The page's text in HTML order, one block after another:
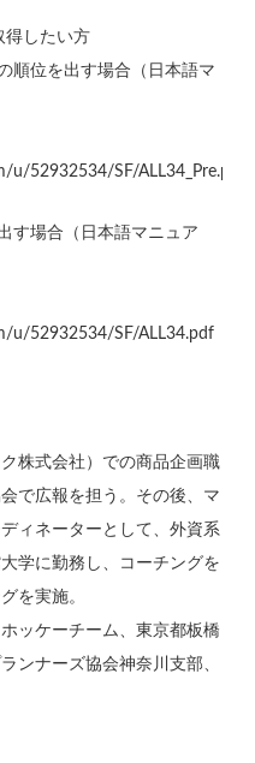
得したい方
順位を出す場合（日本語マ
52932534/SF/ALL34_Pre.pdf
す場合（日本語マニュア
u/52932534/SF/ALL34.pdf
株式会社）での商品企画職
で広報を担う。その後、マ
ィネーターとして、外資系
学に勤務し、コーチングを
を実施。
ッケーチーム、東京都板橋
ンナーズ協会神奈川支部、